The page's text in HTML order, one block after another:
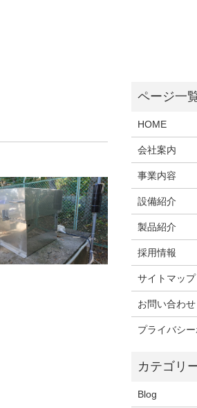
HOME
会社案内
事業内容
設備紹介
製品紹介
採用情報
サイトマップ
お問い合わせ
プライバシ
Blog